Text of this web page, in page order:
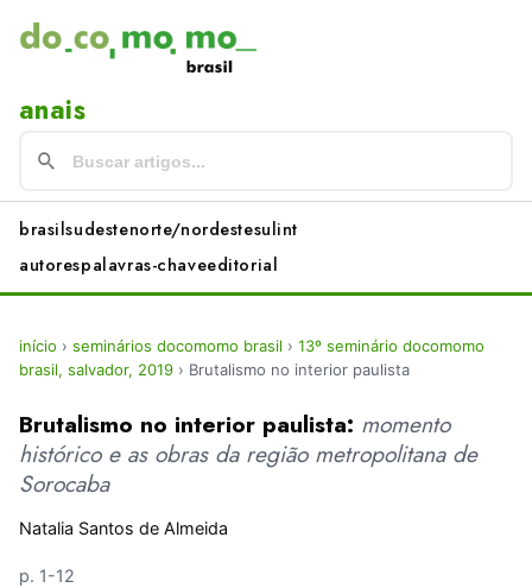
anais
brasilsudestenorte/nordestesulint
autorespalavras-chaveeditorial
início › seminários docomomo brasil › 13º seminário docomomo
brasil, salvador, 2019 › Brutalismo no interior paulista
Brutalismo no interior paulista: momento
histórico e as obras da região metropolitana de
Sorocaba
Natalia Santos de Almeida
p. 1-12